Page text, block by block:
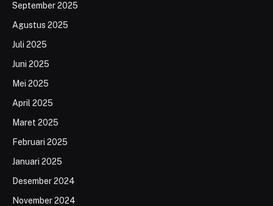
September 2025
Agustus 2025
Juli 2025
Juni 2025
Mei 2025
April 2025
Maret 2025
Februari 2025
Januari 2025
Desember 2024
November 2024